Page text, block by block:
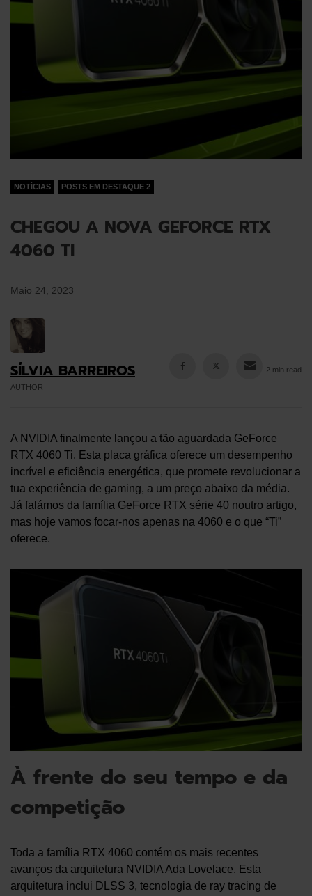
NOTÍCIAS POSTS EM DESTAQUE 2
CHEGOU A NOVA GEFORCE RTX
4060 TI
Maio 24, 2023
SÍLVIA BARREIROS
AUTHOR
2 min read
A NVIDIA finalmente lançou a tão aguardada GeForce
RTX 4060 Ti. Esta placa gráfica oferece um desempenho
incrível e eficiência energética, que promete revolucionar a
tua experiência de gaming, a um preço abaixo da média.
Já falámos da família GeForce RTX série 40 noutro artigo,
mas hoje vamos focar-nos apenas na 4060 e o que “Ti”
oferece.
À frente do seu tempo e da
competição
Toda a família RTX 4060 contém os mais recentes
avanços da arquitetura NVIDIA Ada Lovelace. Esta
arquitetura inclui DLSS 3, tecnologia de ray tracing de